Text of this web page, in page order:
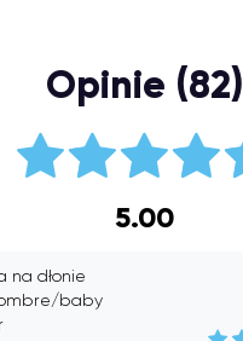
Opinie (82)
5.00
na dłonie
baby